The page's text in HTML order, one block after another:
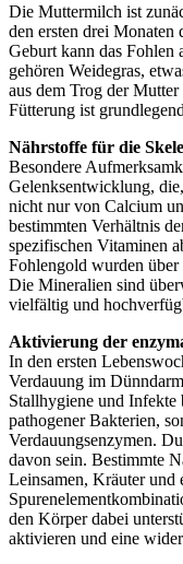
Die Muttermilch ist
den ersten drei Monaten
Geburt kann das Fohlen
gehören Weidegras,
aus dem Trog der
Fütterung ist
Nährstoffe für die
Besondere
Gelenksentwicklung,
nicht nur von Calcium
bestimmten Verhältnis
spezifischen Vitaminen
Fohlengold wurden über
Die Mineralien sind
vielfältig und
Aktivierung der
In den ersten
Verdauung im
Stallhygiene und
pathogener Bakterien,
Verdauungsenzymen.
davon sein. Bestimmte
Leinsamen, Kräuter und
den Körper dabei
aktivieren und eine